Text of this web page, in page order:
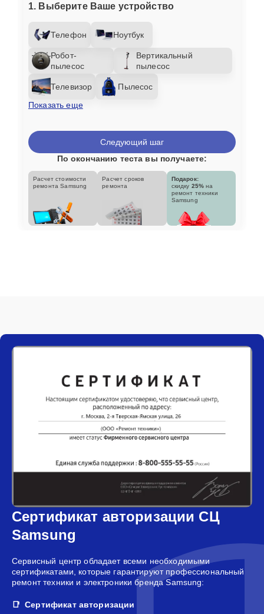
1. Выберите Ваше устройство
Телефон Ноутбук
Робот-
пылесос
Вертикальный
пылесос
Телевизор
Пылесос
Показать еще
Следующий шаг
По окончанию теста вы получаете:
Расчет стоимости
ремонта Samsung
Расчет сроков
ремонта
Подарок:
скидку 25% на
ремонт техники
Samsung
Сертификат авторизации СЦ
Samsung
Сервисный центр обладает всеми необходимыми
сертификатами, которые гарантируют профессиональный
ремонт техники и электроники бренда Samsung:
Сертификат авторизации